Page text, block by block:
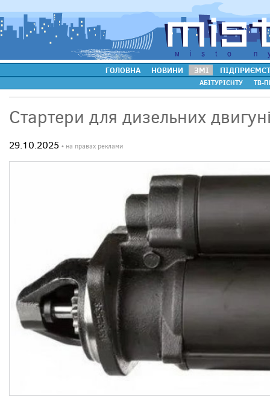
ГОЛОВНА НОВИНИ ЗМІ
АБІТУРІЄНТУ ТВ-
Стартери для дизельних
29.10.2025 • на правах реклами